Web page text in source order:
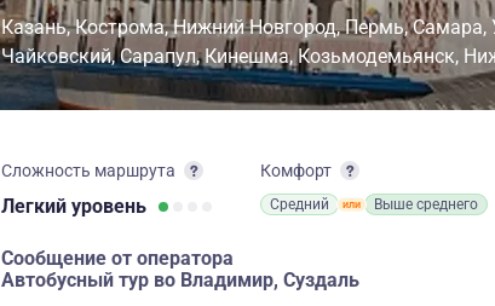
Казань Кострома Нижний Новгород Пермь Самара
Чайковский Сарапул Кинешма Козьмодемьянск
Сложность маршрута
Легкий уровень
Комфорт
Средний Выше среднего
Сообщение от оператора
Автобусный тур во Владимир, Суздаль